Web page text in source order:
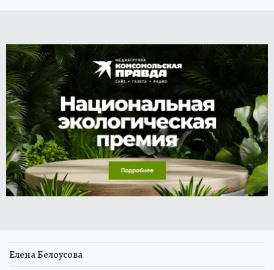
Елена Белоусова